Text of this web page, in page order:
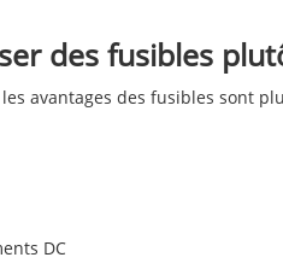
des fusibles
avantages des fusibles sont
DC